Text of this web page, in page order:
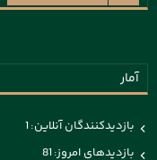
آمار
بازدیدکنندگان آنلاین:1
بازدیدهای امروز:81